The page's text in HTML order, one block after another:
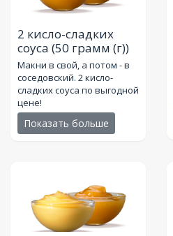
2 кисло-сладких
соуса (50 грамм (г))
Макни в свой, а потом - в
соседовский. 2 кисло-
сладких соуса по выгодной
цене!
Показать больше